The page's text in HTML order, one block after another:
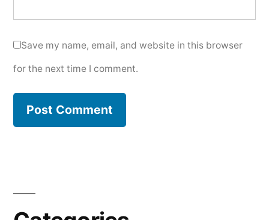
Save my name, email, and website in this browser
for the next time I comment.